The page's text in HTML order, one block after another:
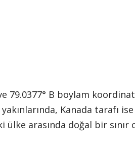
79.0377° B boylam
Kanada tarafı
arasında doğal bir